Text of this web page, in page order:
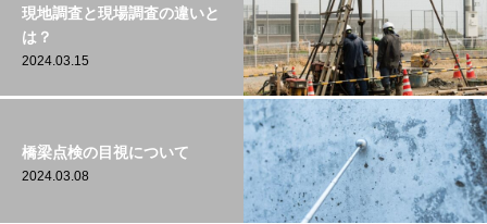
現地調査と現場調査の違いと
は？
2024.03.15
橋梁点検の目視について
2024.03.08